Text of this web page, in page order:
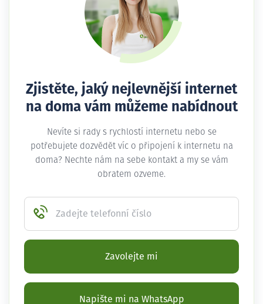
Zjistěte, jaký nejlevnější internet
na doma vám můžeme nabídnout
Nevíte si rady s rychlostí internetu nebo se
potřebujete dozvědět víc o připojení k internetu na
doma? Nechte nám na sebe kontakt a my se vám
obratem ozveme.
Zadejte telefonní číslo
Zavolejte mi
Napište mi na WhatsApp